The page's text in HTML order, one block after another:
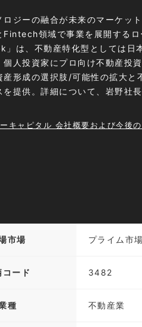
ロジーの融合が未来のマーケッ
Fintech領域で事業を展開するロ
」は、不動産特化型としては日
個人投資家にプロ向け不動産投
産形成の選択肢/可能性の拡大と
を提供。詳細について、岩野社長
キャピタル 会社概要および今後
場市場 プライム市場
コード 3482
種 不動産業